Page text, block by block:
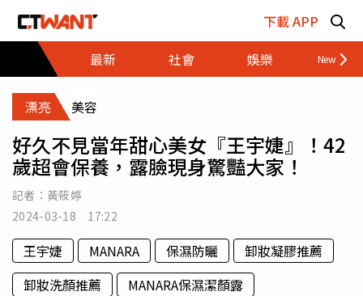
下載 APP
最新
社會 娛樂 財經
漂亮 美容
好久不見當年甜心美女『王宇婕』！42
歲超會保養，露臉現身驚豔大家！
記者： 黃筱婷
2024-03-18 17:22
王宇婕 MANARA 保濕防曬
卸妝凝膠推薦
卸妝洗顏推薦
MANARA保濕潔顏露